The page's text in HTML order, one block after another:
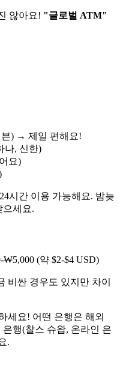
않아요! "글로벌 ATM"
븐) → 제일 편해요!
나, 신한)
요)
시간 이용 가능해요. 밤늦
으세요.
(약 $2-$4 USD)
비싼 경우도 있지만 차이
세요! 어떤 은행은 해외
행(찰스 슈왑, 온라인 은
.